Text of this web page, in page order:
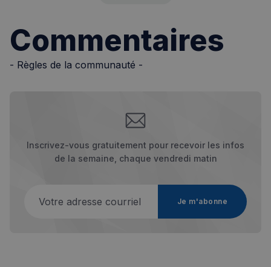
Commentaires
- Règles de la communauté -
Inscrivez-vous gratuitement pour recevoir les infos
de la semaine, chaque vendredi matin
Je m'abonne
francaisalondres.com
semaines
2 jours
Politique de confidentialité de
Google